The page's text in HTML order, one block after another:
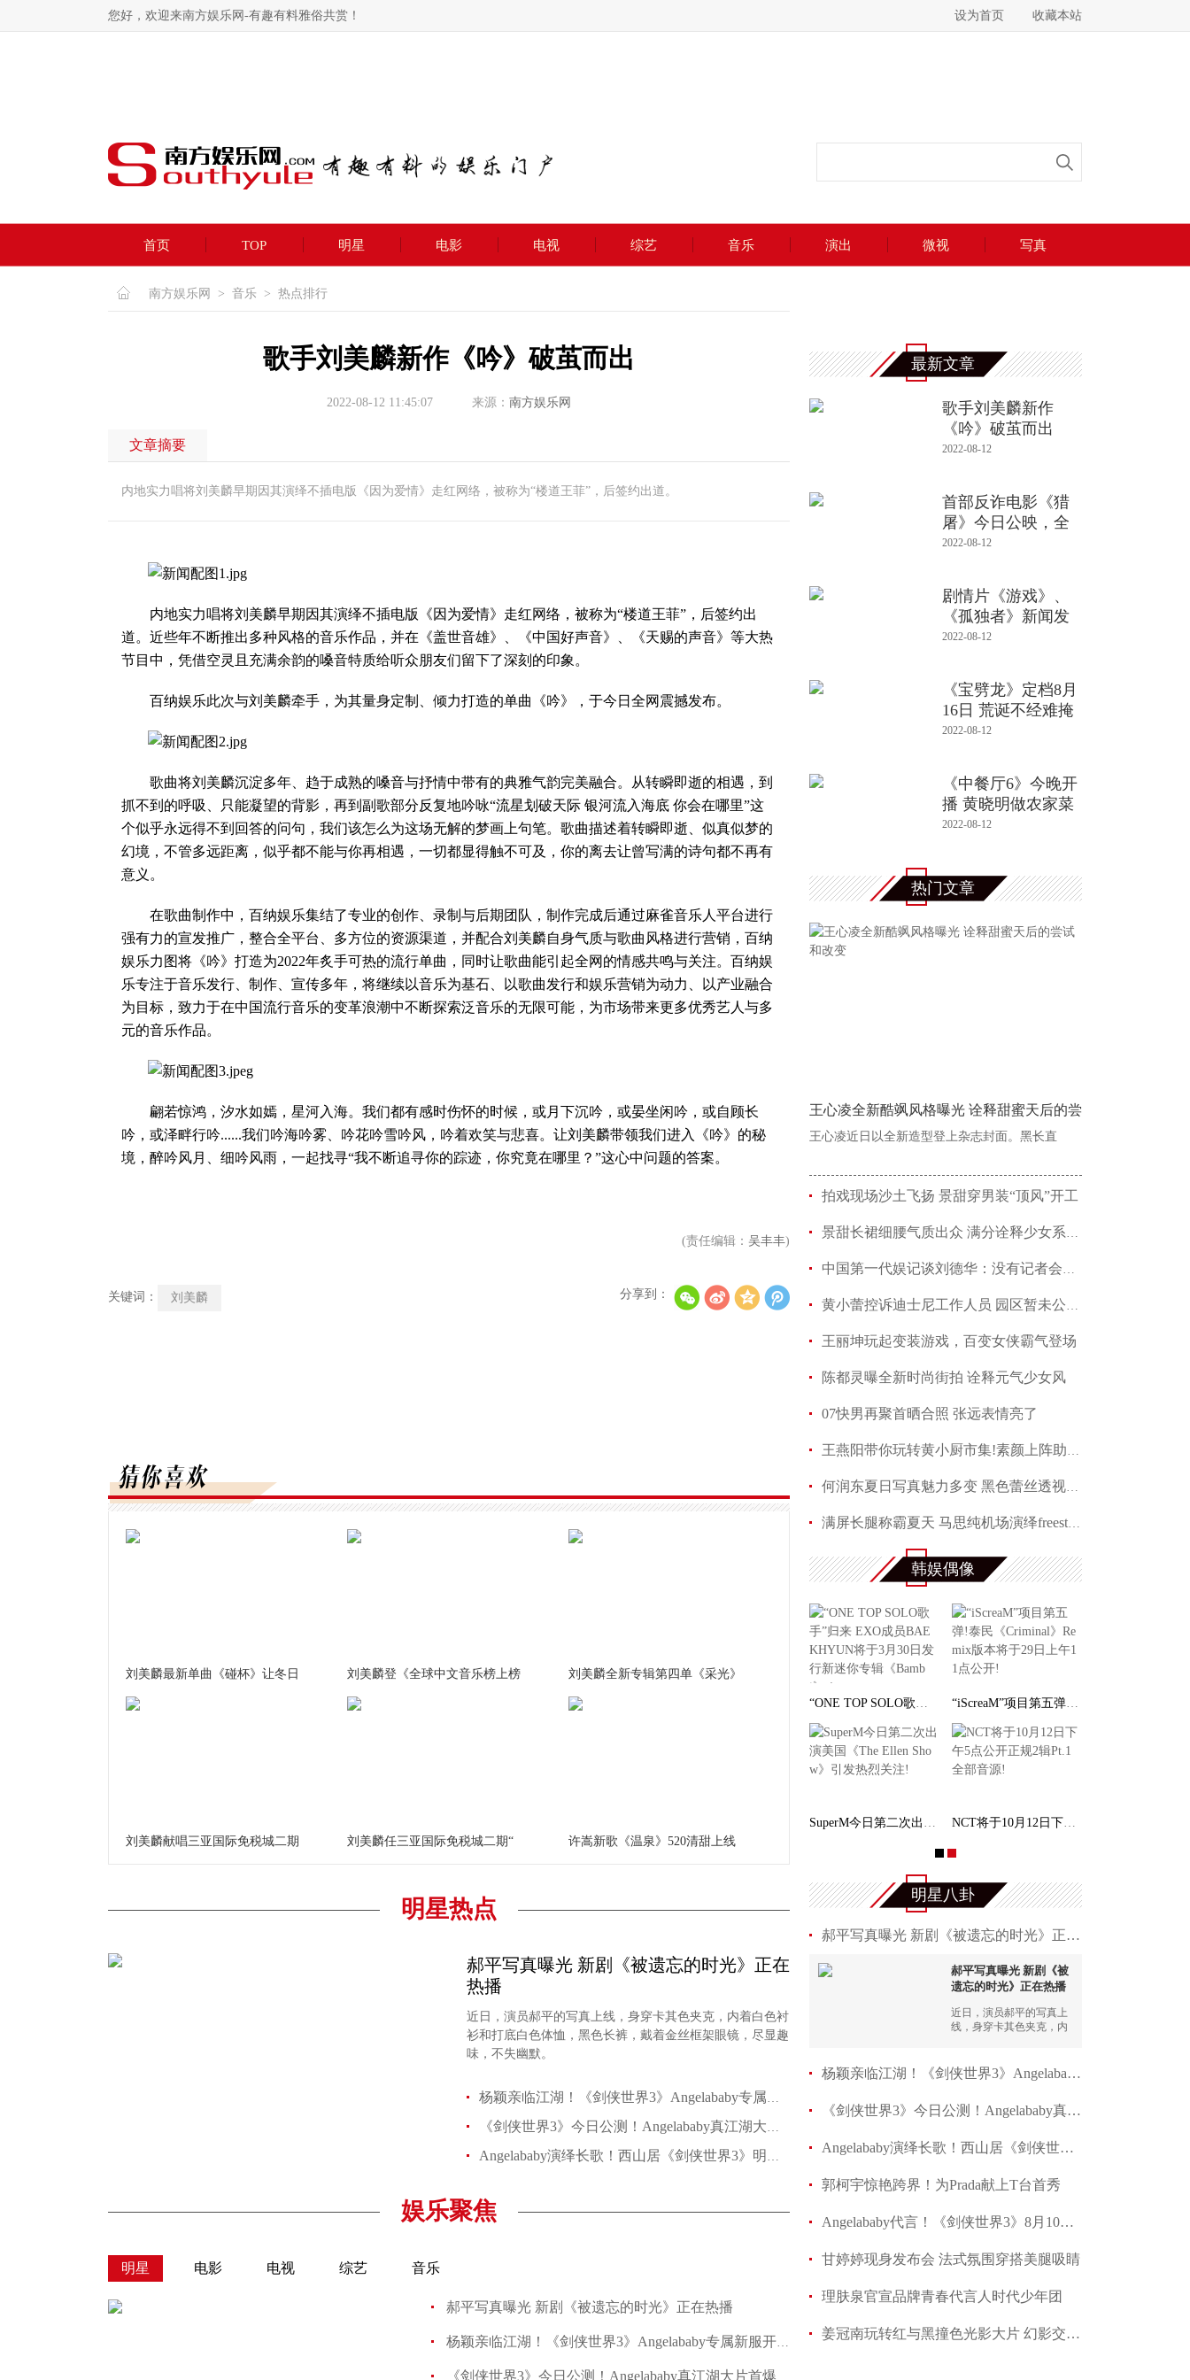
您好，欢迎来南方娱乐网-有趣有料雅俗共赏！ 设为首页 收藏本站
首页 TOP 明星 电影 电视 综艺 音乐 演出 微视 写真
南方娱乐网 > 音乐 > 热点排行
歌手刘美麟新作《吟》破茧而出
2022-08-12 11:45:07 来源： 南方娱乐网
文章摘要
内地实力唱将刘美麟早期因其演绎不插电版《因为爱情》走红网络，被称为“楼道王菲”，后签约出道。
内地实力唱将刘美麟早期因其演绎不插电版《因为爱情》走红网络，被称为“楼道王菲”，后签约出
道。近些年不断推出多种风格的音乐作品，并在《盖世音雄》、《中国好声音》、《天赐的声音》等大热
节目中，凭借空灵且充满余韵的嗓音特质给听众朋友们留下了深刻的印象。
百纳娱乐此次与刘美麟牵手，为其量身定制、倾力打造的单曲《吟》，于今日全网震撼发布。
歌曲将刘美麟沉淀多年、趋于成熟的嗓音与抒情中带有的典雅气韵完美融合。从转瞬即逝的相遇，到
抓不到的呼吸、只能凝望的背影，再到副歌部分反复地吟咏“流星划破天际 银河流入海底 你会在哪里”这
个似乎永远得不到回答的问句，我们该怎么为这场无解的梦画上句笔。歌曲描述着转瞬即逝、似真似梦的
幻境，不管多远距离，似乎都不能与你再相遇，一切都显得触不可及，你的离去让曾写满的诗句都不再有
意义。
在歌曲制作中，百纳娱乐集结了专业的创作、录制与后期团队，制作完成后通过麻雀音乐人平台进行
强有力的宣发推广，整合全平台、多方位的资源渠道，并配合刘美麟自身气质与歌曲风格进行营销，百纳
娱乐力图将《吟》打造为2022年炙手可热的流行单曲，同时让歌曲能引起全网的情感共鸣与关注。百纳娱
乐专注于音乐发行、制作、宣传多年，将继续以音乐为基石、以歌曲发行和娱乐营销为动力、以产业融合
为目标，致力于在中国流行音乐的变革浪潮中不断探索泛音乐的无限可能，为市场带来更多优秀艺人与多
元的音乐作品。
翩若惊鸿，汐水如嫣，星河入海。我们都有感时伤怀的时候，或月下沉吟，或晏坐闲吟，或自顾长
吟，或泽畔行吟......我们吟海吟雾、吟花吟雪吟风，吟着欢笑与悲喜。让刘美麟带领我们进入《吟》的秘
境，醉吟风月、细吟风雨，一起找寻“我不断追寻你的踪迹，你究竟在哪里？”这心中问题的答案。
(责任编辑： 吴丰丰)
关键词： 刘美麟 分享到：
刘美麟最新单曲《碰杯》让冬日 刘美麟登《全球中文音乐榜上榜 刘美麟全新专辑第四单《采光》
刘美麟献唱三亚国际免税城二期 刘美麟任三亚国际免税城二期“ 许嵩新歌《温泉》520清甜上线
明星热点
郝平写真曝光 新剧《被遗忘的时光》正在
热播
近日，演员郝平的写真上线，身穿卡其色夹克，内着白色衬
衫和打底白色体恤，黑色长裤，戴着金丝框架眼镜，尽显趣
味，不失幽默。
杨颖亲临江湖！《剑侠世界3》Angelababy专属新服开启
《剑侠世界3》今日公测！Angelababy真江湖大片首爆
Angelababy演绎长歌！西山居《剑侠世界3》明日公测大场面
娱乐聚焦
明星 电影 电视 综艺 音乐
郝平写真曝光 新剧《被遗忘的时光》正在热播
杨颖亲临江湖！《剑侠世界3》Angelababy专属新服开启
《剑侠世界3》今日公测！Angelababy真江湖大片首爆
最新文章
歌手刘美麟新作
《吟》破茧而出
2022-08-12
首部反诈电影《猎
屠》今日公映，全
民反诈，刻不
2022-08-12
剧情片《游戏》、
《孤独者》新闻发
布会暨开
2022-08-12
《宝劈龙》定档8月
16日 荒诞不经难掩
热血内
2022-08-12
《中餐厅6》今晚开
播 黄晓明做农家菜
招待萌
2022-08-12
热门文章
王心凌全新酷飒风格曝光 诠释甜蜜天后的尝
王心凌近日以全新造型登上杂志封面。黑长直
拍戏现场沙土飞扬 景甜穿男装“顶风”开工
景甜长裙细腰气质出众 满分诠释少女系优雅
中国第一代娱记谈刘德华：没有记者会不喜欢他
黄小蕾控诉迪士尼工作人员 园区暂未公开回应当事
王丽坤玩起变装游戏，百变女侠霸气登场
陈都灵曝全新时尚街拍 诠释元气少女风
07快男再聚首晒合照 张远表情亮了
王燕阳带你玩转黄小厨市集!素颜上阵助力嫣然天使
何润东夏日写真魅力多变 黑色蕾丝透视西装性感吸
满屏长腿称霸夏天 马思纯机场演绎freestyle
赵芮曝全新写真 笑靥如花展现十足冻龄魅力
韩娱偶像
李秀满总制作人出席第二届世界文化产业论坛，并发 权俞利亲自剧透《Bossam - Steal the Fate》下
“Double Million Seller”NCT DREAM专辑《味 ( NCT 127日本迷你专辑《LOVEHOLIC》荣登Oricon专
明星八卦
郝平写真曝光 新剧《被遗忘的时光》正在热播
郝平写真曝光 新剧《被
遗忘的时光》正在热播
近日，演员郝平的写真上
线，身穿卡其色夹克，内
框架眼镜，尽显趣味，不
失幽默。
杨颖亲临江湖！《剑侠世界3》Angelababy专属新服
《剑侠世界3》今日公测！Angelababy真江湖大片首
Angelababy演绎长歌！西山居《剑侠世界3》明日公
郭柯宇惊艳跨界！为Prada献上T台首秀
Angelababy代言！《剑侠世界3》8月10日正式公测
甘婷婷现身发布会 法式氛围穿搭美腿吸睛
理肤泉官宣品牌青春代言人时代少年团
姜冠南玩转红与黑撞色光影大片 幻影交错眼神坚